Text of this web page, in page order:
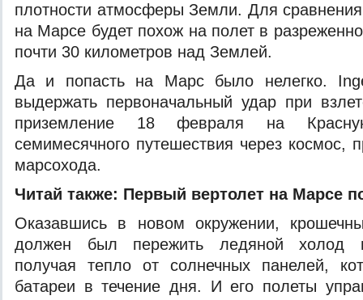
плотности атмосферы Земли. Для
на Марсе будет похож на полет в
почти 30 километров над Землей.
Да и попасть на Марс было нелегко.
выдержать первоначальный удар при
приземление 18 февраля на
семимесячного путешествия через космос,
марсохода.
Читай также: Первый вертолет на Марсе
Оказавшись в новом окружении,
должен был пережить ледяной холод
получая тепло от солнечных панелей,
батареи в течение дня. И его полеты